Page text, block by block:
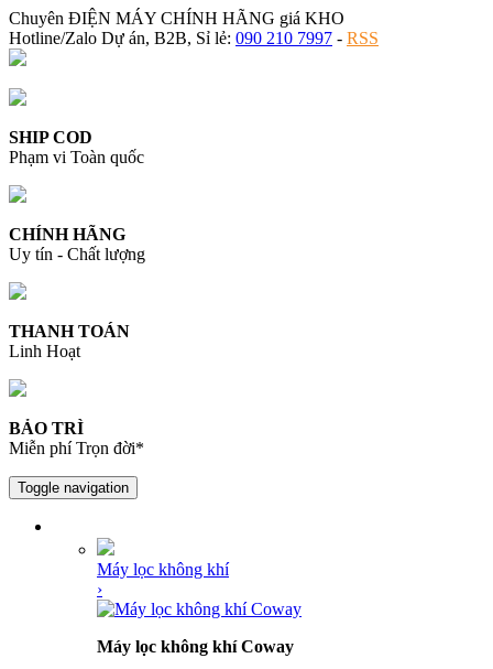
Chuyên ĐIỆN MÁY CHÍNH HÃNG giá KHO
Hotline/Zalo Dự án, B2B, Sỉ lẻ: 090 210 7997 - RSS
SHIP COD
Phạm vi Toàn quốc
CHÍNH HÃNG
Uy tín - Chất lượng
THANH TOÁN
Linh Hoạt
BẢO TRÌ
Miễn phí Trọn đời*
Toggle navigation
Máy lọc không khí
›
Máy lọc không khí Coway